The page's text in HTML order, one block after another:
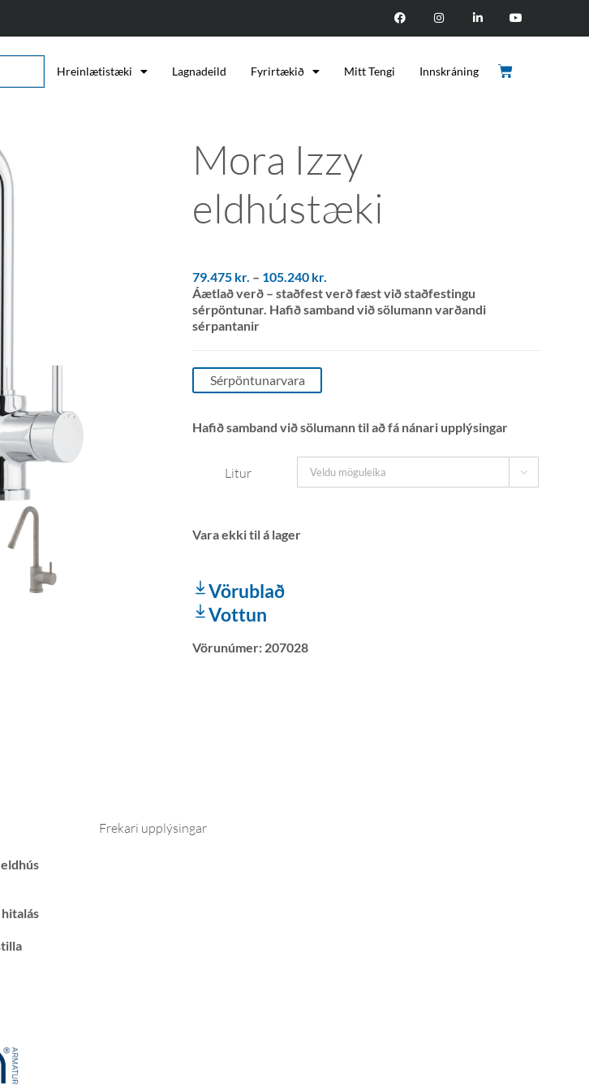
Hreinlætistæki Lagnadeild Fyrirtækið Mitt Tengi Innskráning
Mora Izzy
eldhústæki
79.475 kr. – 105.240 kr.
Áætlað verð – staðfest verð fæst við staðfestingu
sérpöntunar. Hafið samband við sölumann varðandi
sérpantanir
Sérpöntunarvara
Hafið samband við sölumann til að fá nánari upplýsingar
Litur 
Vörublað
Vottun
Vörunúmer: 207028
Frekari upplýsingar